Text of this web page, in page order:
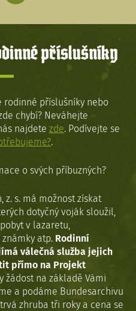
příslušníky
rodinné příslušníky nebo
chybí? Neváhejte
najdete zde. Podívejte se
.
o svých příbuzných?
s. má možnost získat
dotyčný voják sloužil,
v lazaretu,
atp. Rodinní
válečná služba jejich
přímo na Projekt
žádost na základě Vámi
a podáme Bundesarchivu
zhruba tři roky a cena se